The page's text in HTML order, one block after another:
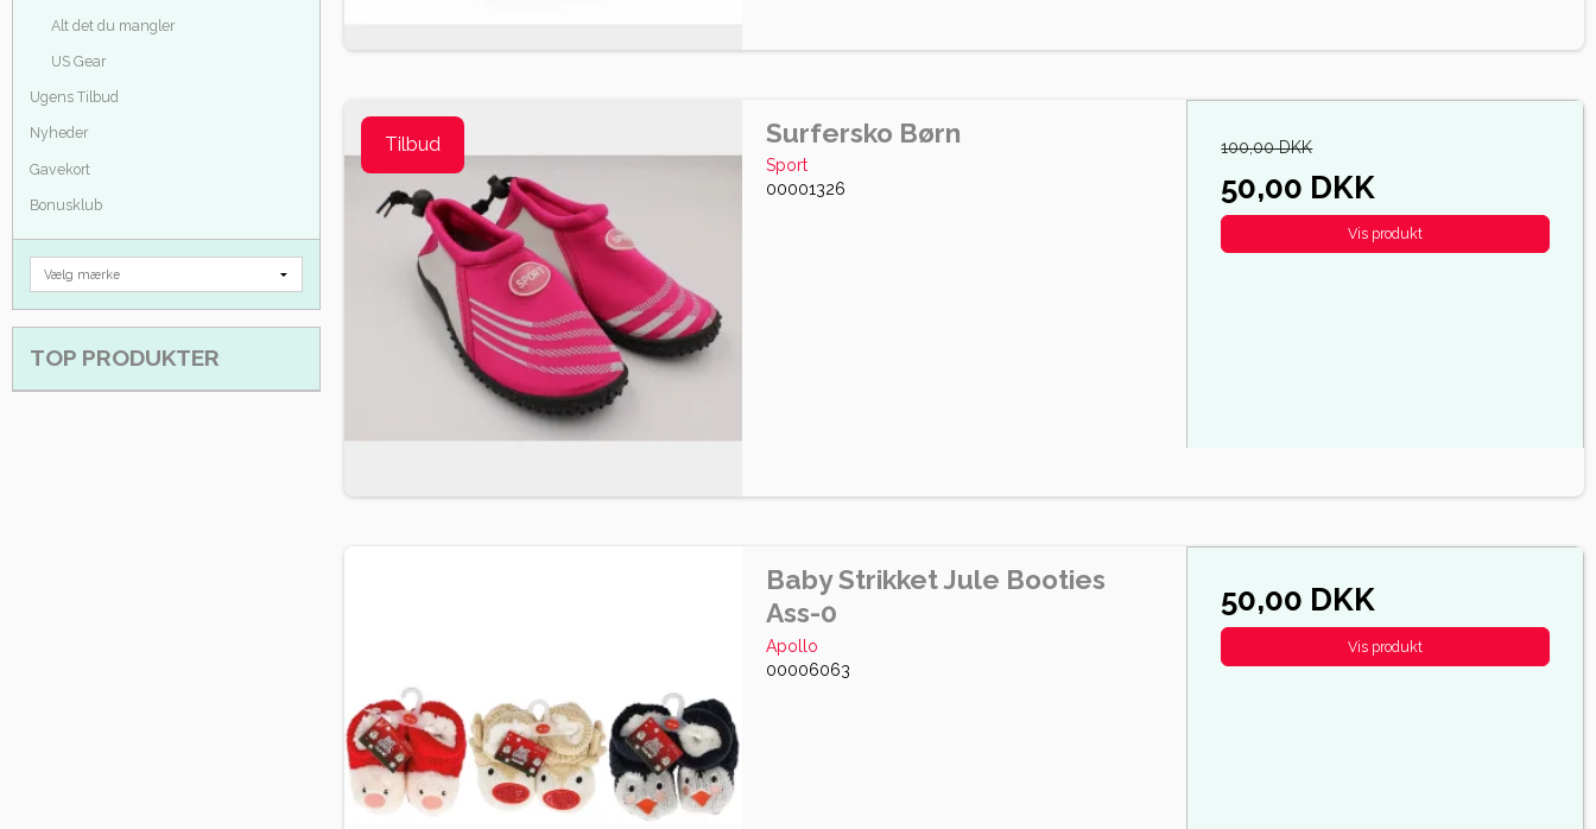
Alt det du mangler
US Gear
Ugens Tilbud
Nyheder
Gavekort
Bonusklub
TOP PRODUKTER
Tilbud Surfersko Børn
Sport
00001326
100,00 DKK
50,00 DKK
Vis produkt
Baby Strikket Jule Booties
Ass-0
Apollo
00006063
50,00 DKK
Vis produkt